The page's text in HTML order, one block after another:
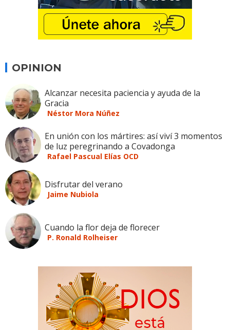
OPINION
Alcanzar necesita paciencia y ayuda de la
Gracia
Néstor Mora Núñez
En unión con los mártires: así viví 3 momentos
de luz peregrinando a Covadonga
Rafael Pascual Elías OCD
Disfrutar del verano
Jaime Nubiola
Cuando la flor deja de florecer
P. Ronald Rolheiser